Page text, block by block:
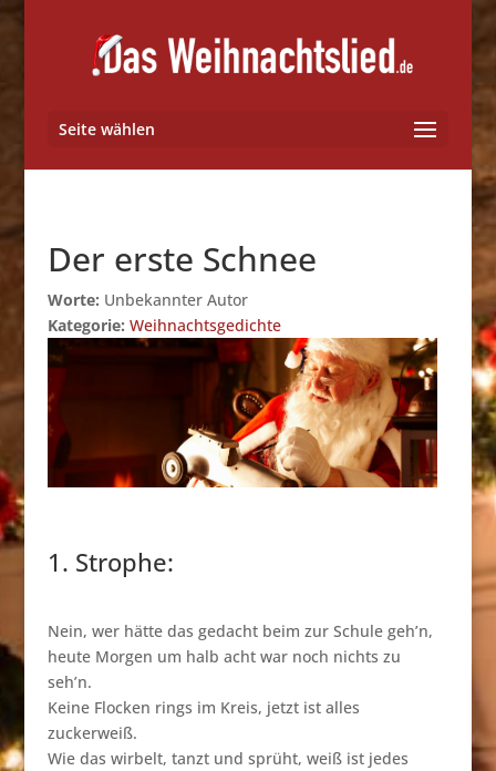
Seite wählen
Der erste Schnee
Worte: Unbekannter Autor
Kategorie: Weihnachtsgedichte
1. Strophe:
Nein, wer hätte das gedacht beim zur Schule geh’n,
heute Morgen um halb acht war noch nichts zu
seh’n.
Keine Flocken rings im Kreis, jetzt ist alles
zuckerweiß.
Wie das wirbelt, tanzt und sprüht, weiß ist jedes